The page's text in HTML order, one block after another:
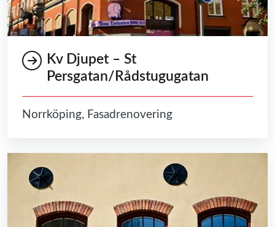
Kv Djupet – St
Persgatan/Rådstugugatan
Norrköping, Fasadrenovering